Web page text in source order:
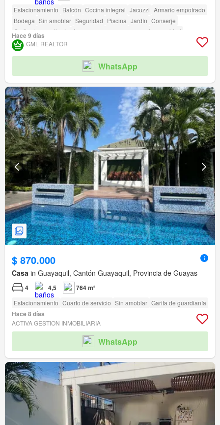
Estacionamiento Balcón Cocina integral Jacuzzi Armario empotrado
Bodega Sin amoblar Seguridad Piscina Jardín Conserje
Garita de guardianía
Acceso para personas con discapacidad
Hace 9 días
GML REALTOR
WhatsApp
$ 870.000
Casa in Guayaquil, Cantón Guayaquil, Provincia de Guayas
4 4,5 764 m²
Estacionamiento Cuarto de servicio Sin amoblar Garita de guardianía
Hace 8 días
ACTIVA GESTION INMOBILIARIA
WhatsApp